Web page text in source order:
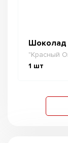
Шоколад
"Красный
1 шт